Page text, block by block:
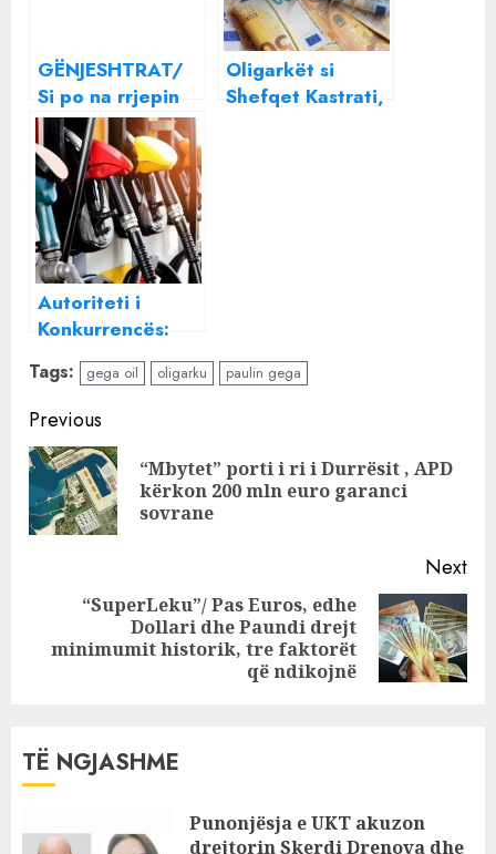
GËNJESHTRAT/
Si po na rrjepin
nën heshtjen e
qeverisë,
Shefqet Kastrati ,
Frident Kuqi ,
Paulin Gega dhe
të tjerët
Oligarkët si
Shefqet Kastrati,
Autoriteti i
Konkurrencës:
Çmimet e
karburanteve
rriten si raketë,
Tags: gega oil oligarku paulin gega
Continue
Reading
Previous
“Mbytet” porti i ri i Durrësit , APD
kërkon 200 mln euro garanci
sovrane
Next
post:
“SuperLeku”/ Pas Euros, edhe
Dollari dhe Paundi drejt
minimumit historik, tre faktorët
që ndikojnë
TË NGJASHME
Punonjësja e UKT akuzon
drejtorin Skerdi Drenova dhe